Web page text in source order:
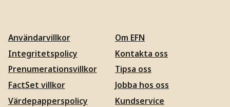
Användarvillkor
Integritetspolicy
Prenumerationsvillkor
FactSet villkor
Värdepapperspolicy
Om EFN
Kontakta oss
Tipsa oss
Jobba hos oss
Kundservice